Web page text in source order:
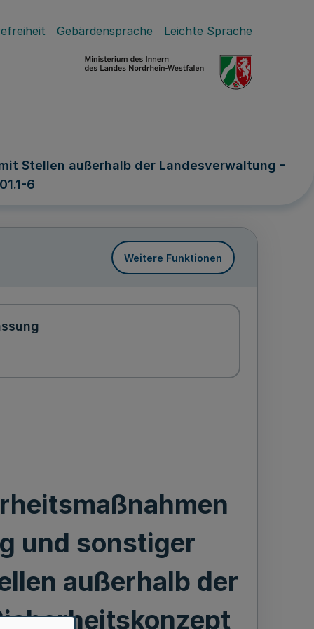
Gebärdensprache Leichte Sprache
Stellen außerhalb der Landesverwaltung -
6
Weitere Funktionen
und sonstiger
außerhalb der